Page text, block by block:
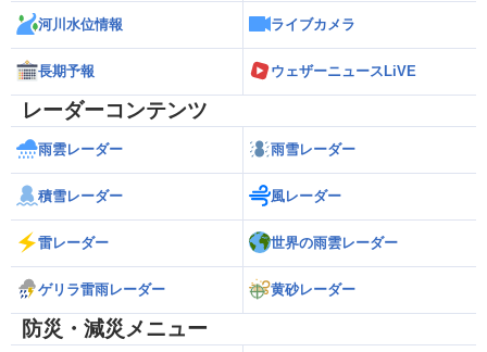
河川水位情報 ライブカメラ
長期予報 ウェザーニュースLiVE
レーダーコンテンツ
雨雲レーダー 雨雪レーダー
積雪レーダー 風レーダー
雷レーダー 世界の雨雲レーダー
ゲリラ雷雨レーダー 黄砂レーダー
防災・減災メニュー